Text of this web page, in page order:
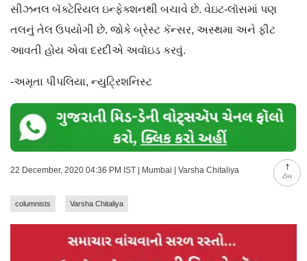
ટોચ
સીઝનલ બૅક્ટેરિયલ ઇન્ફેક્શનથી બચાવે છે. વેઇટ-લૉસમાં પણ
તલનું તેલ ઉપયોગી છે. જોકે બ્રેસ્ટ કૅન્સર, અસ્થમા અને ફીટ
આવતી હોય એવા દરદીએ અવૉઇડ કરવું.
-અમૃતા પીપલિયા, ન્યુટ્રિશનિસ્ટ
22 December, 2020 04:36 PM IST | Mumbai | Varsha Chitaliya
columnists Varsha Chitaliya